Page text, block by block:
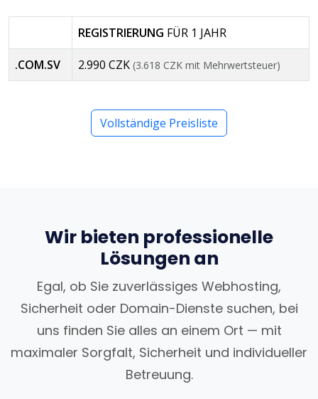
REGISTRIERUNG FÜR 1 JAHR
.COM.SV 2.990 CZK (3.618 CZK mit Mehrwertsteuer)
Vollständige Preisliste
Wir bieten professionelle
Lösungen an
Egal, ob Sie zuverlässiges Webhosting,
Sicherheit oder Domain-Dienste suchen, bei
uns finden Sie alles an einem Ort — mit
maximaler Sorgfalt, Sicherheit und individueller
Betreuung.